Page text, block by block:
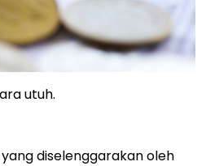
utuh.
diselenggarakan oleh